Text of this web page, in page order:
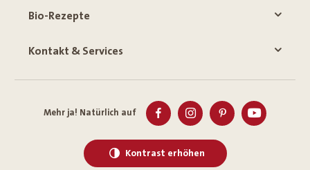
Bio-Rezepte
Kontakt & Services
Mehr ja! Natürlich auf
Kontrast erhöhen